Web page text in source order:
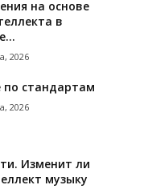
на основе
в
2026
стандартам
2026
Изменит ли
музыку